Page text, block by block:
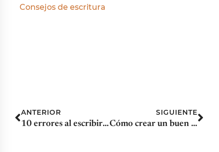
Consejos de escritura
ANTERIOR
10 errores al escribir una novela y cómo evitarlos
SIGUIENTE
Cómo crear un buen antagonista